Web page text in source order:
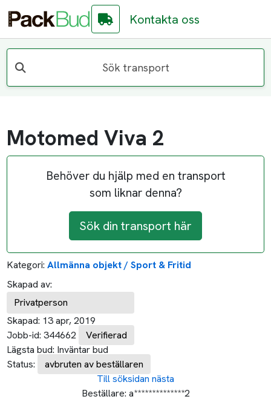
Kontakta oss
Sök transport
Motomed Viva 2
Behöver du hjälp med en transport
som liknar denna?
Sök din transport här
Kategori: Allmänna objekt / Sport & Fritid
Skapad av:
Privatperson
Skapad: 13 apr, 2019
Jobb-id: 344662
Verifierad
Lägsta bud: Inväntar bud
Status:
avbruten av beställaren
Till söksidan nästa
Beställare: a**************2